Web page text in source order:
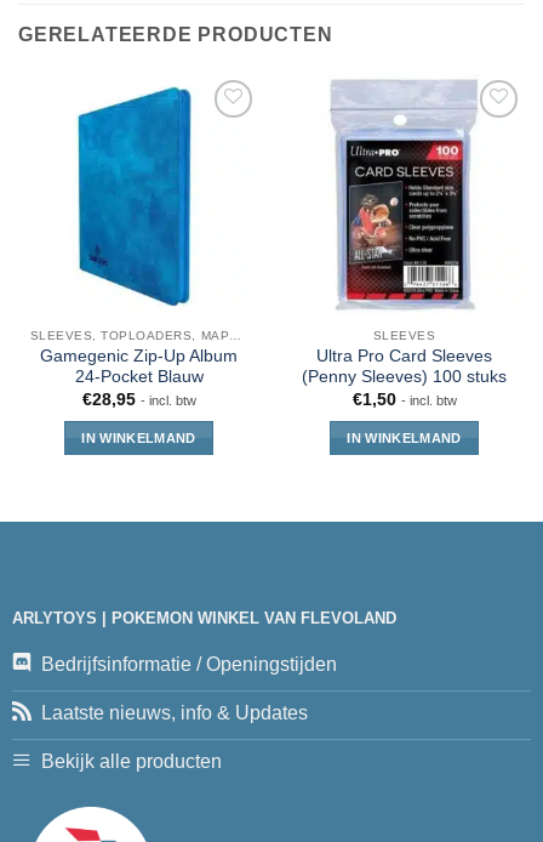
GERELATEERDE PRODUCTEN
Gamegenic Zip-Up Album
24-Pocket Blauw
€28,95 - incl. btw
IN WINKELMAND
SLEEVES
Ultra Pro Card Sleeves
(Penny Sleeves) 100 stuks
€1,50 - incl. btw
IN WINKELMAND
ARLYTOYS | POKEMON WINKEL VAN FLEVOLAND
Bedrijfsinformatie / Openingstijden
Laatste nieuws, info & Updates
Bekijk alle producten